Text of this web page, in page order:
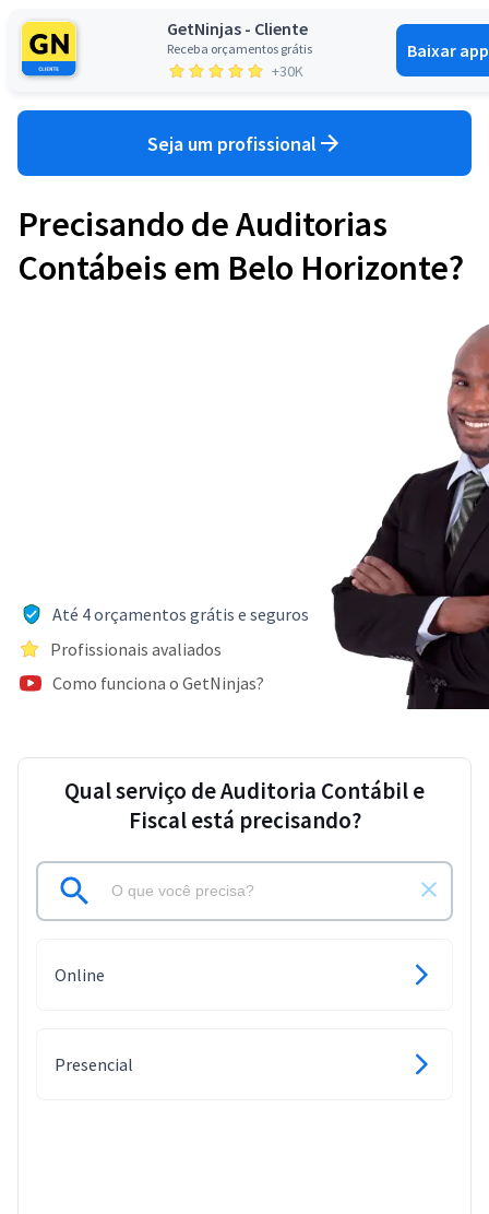
GetNinjas - Cliente
Receba orçamentos grátis
+30K
Baixar app
Seja um profissional
Precisando de Auditorias
Contábeis em Belo Horizonte?
Até 4 orçamentos grátis e seguros
Profissionais avaliados
Como funciona o GetNinjas?
Qual serviço de Auditoria Contábil e
Fiscal está precisando?
Online
Presencial